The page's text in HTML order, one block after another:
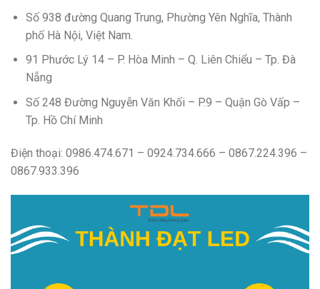
Số 938 đường Quang Trung, Phường Yên Nghĩa, Thành
phố Hà Nội, Việt Nam.
91 Phước Lý 14 – P. Hòa Minh – Q. Liên Chiểu – Tp. Đà
Nẵng
Số 248 Đường Nguyễn Văn Khối – P.9 – Quận Gò Vấp –
Tp. Hồ Chí Minh
Điện thoại: 0986.474.671 – 0924.734.666 – 0867.224.396 –
0867.933.396